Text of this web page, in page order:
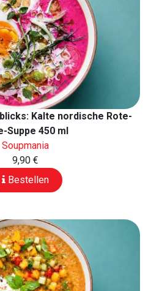
Kalte nordische Rote-
Suppe 450 ml
Soupmania
9,90 €
Bestellen